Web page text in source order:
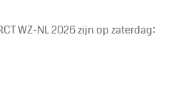
WZ-NL 2026 zijn op zaterdag: